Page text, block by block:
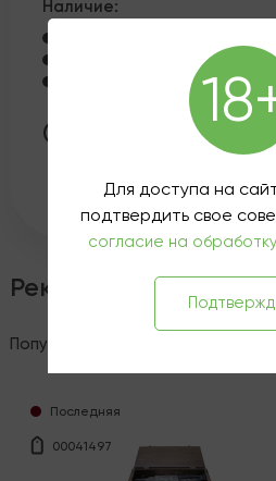
Наличие:
Петроградская наб., 8 -
ул. Жуковского, 10 - Нет в
Эта покупка принесет
бонусный счет, если вы
Рекомендованные
Популярное
Последняя
00041497
Для доступа на
подтвердить свое
согласие на